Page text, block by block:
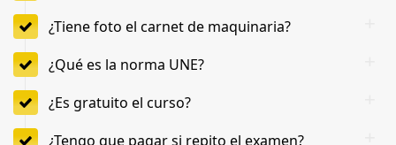
¿Tiene foto el carnet de maquinaria?
¿Qué es la norma UNE?
¿Es gratuito el curso?
¿Tengo que pagar si repito el examen?